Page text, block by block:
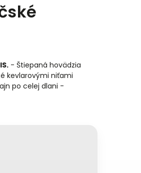
- Štiepaná hovädzia
kevlarovými niťami
po celej dlani -